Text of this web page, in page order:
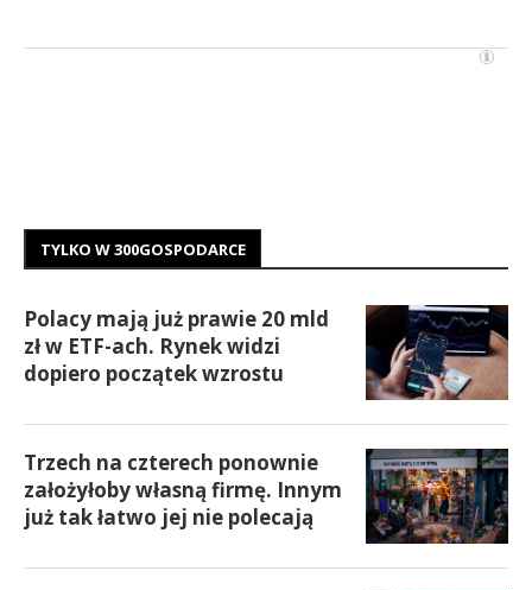
TYLKO W 300GOSPODARCE
Polacy mają już prawie 20 mld
zł w ETF-ach. Rynek widzi
dopiero początek wzrostu
Trzech na czterech ponownie
założyłoby własną firmę. Innym
już tak łatwo jej nie polecają